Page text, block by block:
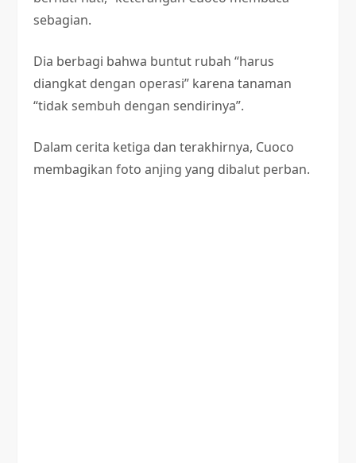
sebagian.
Dia berbagi bahwa buntut rubah “harus
diangkat dengan operasi” karena tanaman
“tidak sembuh dengan sendirinya”.
Dalam cerita ketiga dan terakhirnya, Cuoco
membagikan foto anjing yang dibalut perban.